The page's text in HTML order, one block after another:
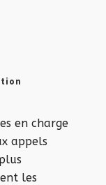
en charge
appels
les